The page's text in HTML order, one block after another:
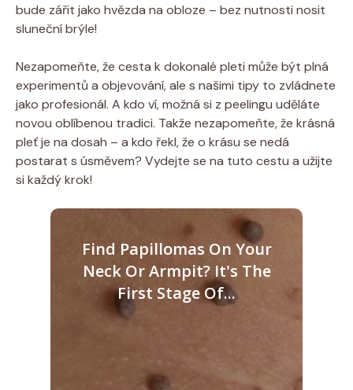
bude zářit jako hvězda na obloze – bez nutnosti nosit
sluneční brýle!
Nezapomeňte, že cesta k dokonalé pleti může být plná
experimentů a objevování, ale s našimi tipy to zvládnete
jako profesionál. A kdo ví, možná si z peelingu uděláte
novou oblíbenou tradici. Takže nezapomeňte, že krásná
pleť je na dosah – a kdo řekl, že o krásu se nedá
postarat s úsměvem? Vydejte se na tuto cestu a užijte
si každý krok!
Find Papillomas On Your
Neck Or Armpit? It's The
First Stage Of...